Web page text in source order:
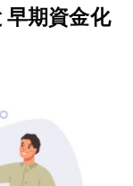
期資金化